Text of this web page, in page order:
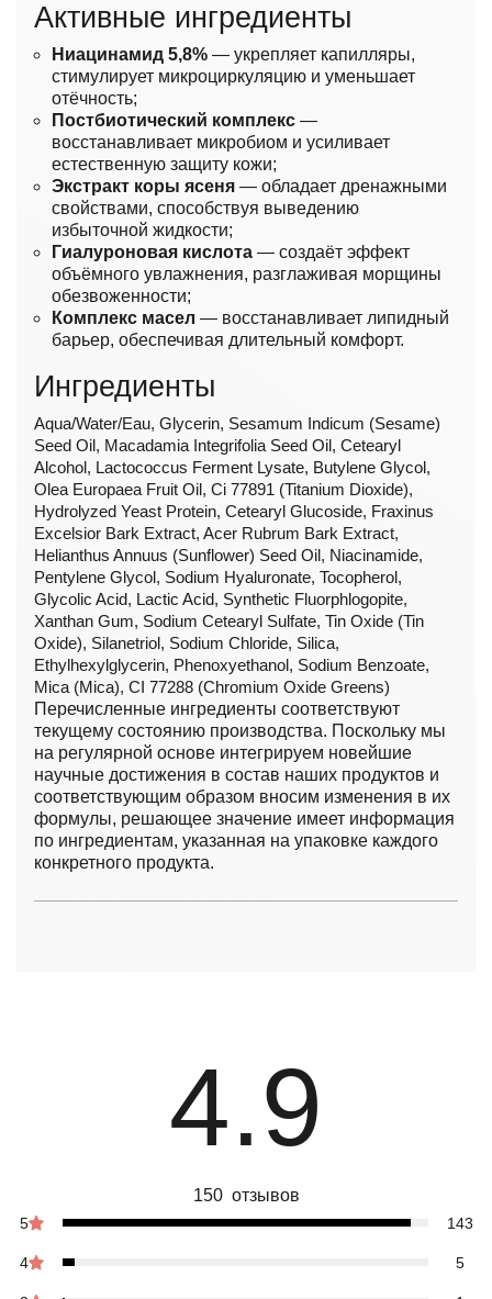
Активные ингредиенты
Ниацинамид 5,8% — укрепляет капилляры,
стимулирует микроциркуляцию и уменьшает
отёчность;
Постбиотический комплекс —
восстанавливает микробиом и усиливает
естественную защиту кожи;
Экстракт коры ясеня — обладает дренажными
свойствами, способствуя выведению
избыточной жидкости;
Гиалуроновая кислота — создаёт эффект
объёмного увлажнения, разглаживая морщины
обезвоженности;
Комплекс масел — восстанавливает липидный
барьер, обеспечивая длительный комфорт.
Ингредиенты
Aqua/Water/Eau, Glycerin, Sesamum Indicum (Sesame)
Seed Oil, Macadamia Integrifolia Seed Oil, Cetearyl
Alcohol, Lactococcus Ferment Lysate, Butylene Glycol,
Olea Europaea Fruit Oil, Ci 77891 (Titanium Dioxide),
Hydrolyzed Yeast Protein, Cetearyl Glucoside, Fraxinus
Excelsior Bark Extract, Acer Rubrum Bark Extract,
Helianthus Annuus (Sunflower) Seed Oil, Niacinamide,
Pentylene Glycol, Sodium Hyaluronate, Tocopherol,
Glycolic Acid, Lactic Acid, Synthetic Fluorphlogopite,
Xanthan Gum, Sodium Cetearyl Sulfate, Tin Oxide (Tin
Oxide), Silanetriol, Sodium Chloride, Silica,
Ethylhexylglycerin, Phenoxyethanol, Sodium Benzoate,
Mica (Mica), CI 77288 (Chromium Oxide Greens)
Перечисленные ингредиенты соответствуют
текущему состоянию производства. Поскольку мы
на регулярной основе интегрируем новейшие
научные достижения в состав наших продуктов и
соответствующим образом вносим изменения в их
формулы, решающее значение имеет информация
по ингредиентам, указанная на упаковке каждого
конкретного продукта.
4.9
150 отзывов
5 143
4 5